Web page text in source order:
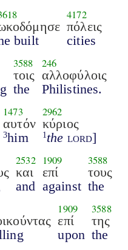
built
4172
πόλεις
cities
3588
τοις
the
246
αλλοφύλοις
Philistines.
1473
αυτόν
3him
2962
κύριος
1 the lord]
2532
και
and
1909
επί
against
3588
τους
the
1909
επί
upon
3588
της
the